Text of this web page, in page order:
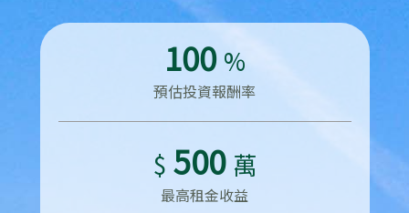
100 %
預估投資報酬率
$ 500 萬
最高租金收益